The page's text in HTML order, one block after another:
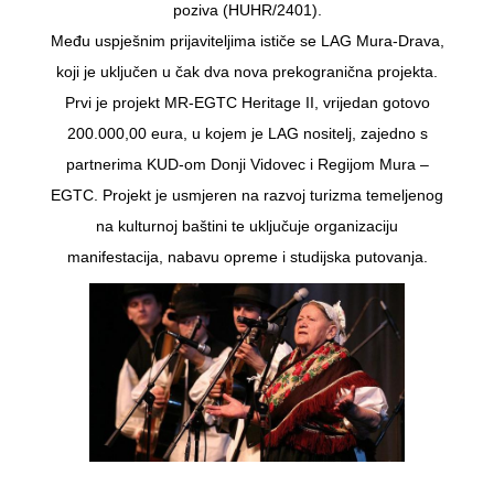
poziva (HUHR/2401).
Među uspješnim prijaviteljima ističe se LAG Mura-Drava,
koji je uključen u čak dva nova prekogranična projekta.
Prvi je projekt MR-EGTC Heritage II, vrijedan gotovo
200.000,00 eura, u kojem je LAG nositelj, zajedno s
partnerima KUD-om Donji Vidovec i Regijom Mura –
EGTC. Projekt je usmjeren na razvoj turizma temeljenog
na kulturnoj baštini te uključuje organizaciju
manifestacija, nabavu opreme i studijska putovanja.